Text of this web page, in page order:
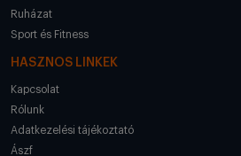
Ruházat
Sport és Fitness
HASZNOS LINKEK
Kapcsolat
Rólunk
Adatkezelési tájékoztató
Ászf